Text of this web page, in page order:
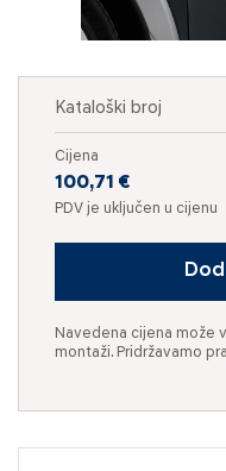
Kataloški broj
Cijena
100,71 €
PDV je uključen u cijenu
Navedena cijena može
montaži. Pridržavamo